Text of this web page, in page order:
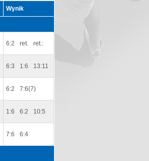
Wynik
6:2 ret. ret.:
6:3 1:6 13:11
6:2 7:6(7)
1:6 6:2 10:5
7:6 6:4